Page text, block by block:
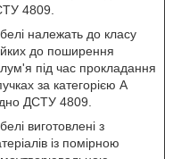
4809.
належать до класу
до поширення
під час прокладання
за категорією А
ДСТУ 4809.
виготовлені з
із помірною